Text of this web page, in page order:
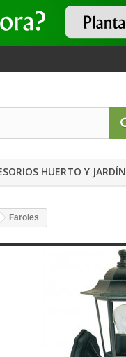
HUERTO Y JARDÍN
Faroles